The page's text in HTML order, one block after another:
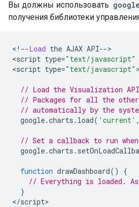
Вы должны использовать
получения библиотеки
<!--Load the AJAX API-->
<script type="text/javascript"
<script type="text/javascript" >
// Load the Visualization
// Packages for all the
// automatically by the
google.charts . load( 'current' ,
// Set a callback to run
google.charts .
function drawDashboard()
{
// Everything is loaded.
}
</script>